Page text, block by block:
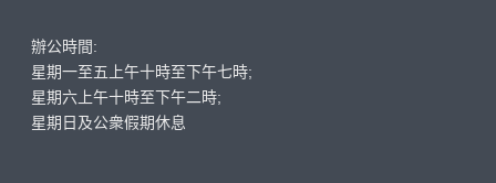
辦公時間:
星期一至五上午十時至下午七時;
星期六上午十時至下午二時;
星期日及公衆假期休息